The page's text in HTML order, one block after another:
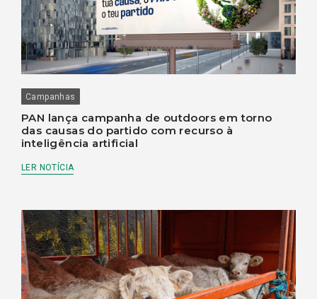
Campanhas
PAN lança campanha de outdoors em torno
das causas do partido com recurso à
inteligência artificial
LER NOTÍCIA